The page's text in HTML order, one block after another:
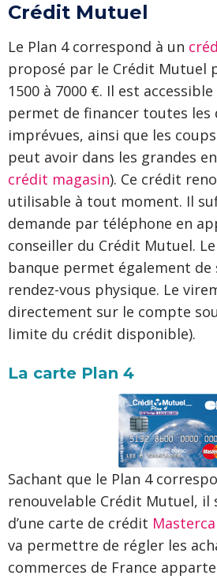
Crédit Mutuel
Le Plan 4 correspond à un
proposé par le Crédit Mutuel
1500 à 7000 €. Il est
permet de financer toutes les
imprévues, ainsi que les
peut avoir dans les grandes
crédit magasin). Ce crédit
utilisable à tout moment. Il
demande par téléphone en
conseiller du Crédit Mutuel.
banque permet également
rendez-vous physique. Le
directement sur le compte
limite du crédit disponible).
La carte Plan 4
Sachant que le Plan 4
renouvelable Crédit Mutuel, il
d’une carte de crédit
va permettre de régler les
commerces de France